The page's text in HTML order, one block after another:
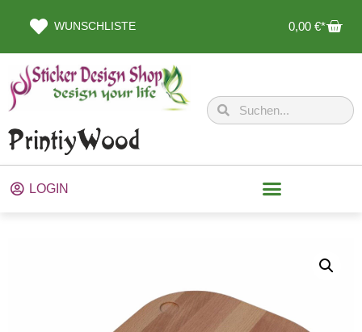
WUNSCHLISTE 0,00 €
LOGIN